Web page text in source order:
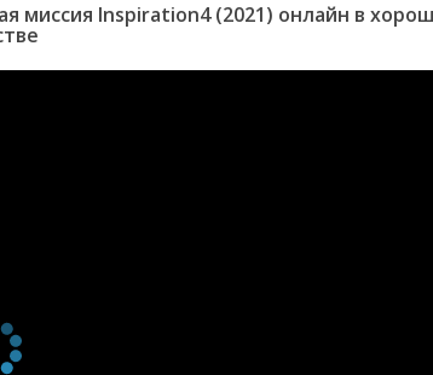
сентября
2
Episode 2
6 сентября
миссия Inspiration4 (2021) онлайн в